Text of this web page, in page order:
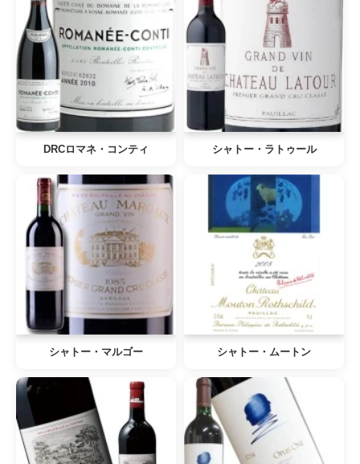
DRCロマネ・コンティ シャトー・ラトゥール
シャトー・マルゴー シャトー・ムートン